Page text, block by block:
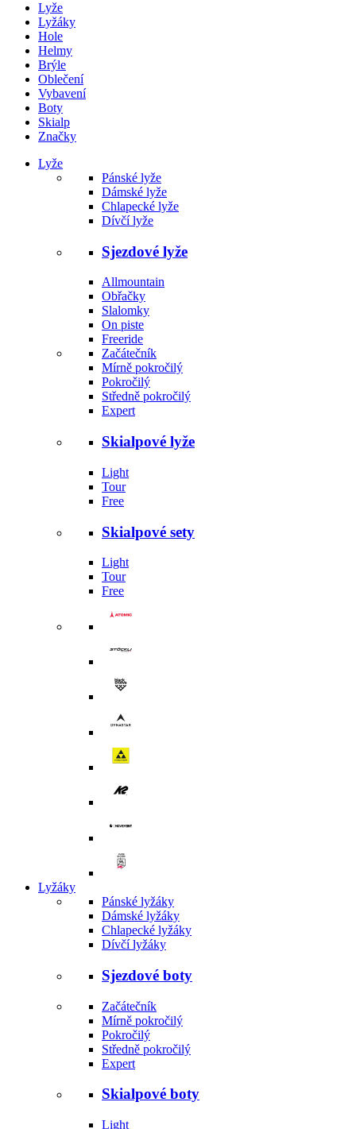
Lyže
Lyžáky
Hole
Helmy
Brýle
Oblečení
Vybavení
Boty
Skialp
Značky
Lyže
Pánské lyže
Dámské lyže
Chlapecké lyže
Dívčí lyže
Sjezdové lyže
Allmountain
Obřačky
Slalomky
On piste
Freeride
Začátečník
Mírně pokročilý
Pokročilý
Středně pokročilý
Expert
Skialpové lyže
Light
Tour
Free
Skialpové sety
Light
Tour
Free
Lyžáky
Pánské lyžáky
Dámské lyžáky
Chlapecké lyžáky
Dívčí lyžáky
Sjezdové boty
Začátečník
Mírně pokročilý
Pokročilý
Středně pokročilý
Expert
Skialpové boty
Light